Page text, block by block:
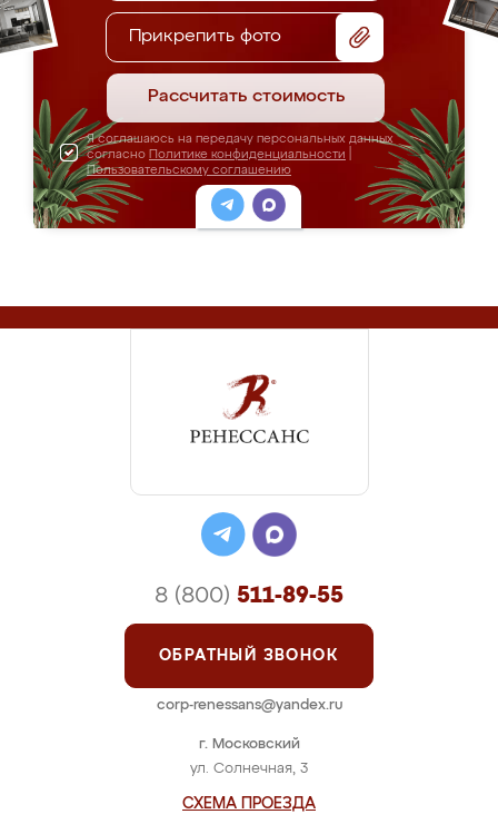
Прикрепить фото
Рассчитать стоимость
Я соглашаюсь на передачу персональных данных
согласно Политике конфиденциальности
Пользовательскому соглашению
г. Московский
ул. Солнечная, 3
СХЕМА ПРОЕЗДА
8 (800) 511-89-55
ОБРАТНЫЙ ЗВОНОК
corp-renessans@yandex.ru